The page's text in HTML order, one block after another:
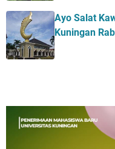
Ayo Salat
Kuningan